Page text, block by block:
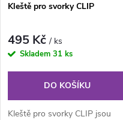
Kleště pro svorky CLIP
495 Kč/ ks
Skladem 31 ks
DO KOŠÍKU
Kleště pro svorky CLIP jsou